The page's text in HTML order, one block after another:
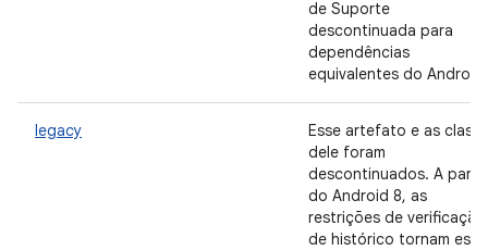
de Suporte
descontinuada para
dependências
equivalentes do
legacy
Esse artefato e as
dele foram
descontinuados. A partir
do Android 8, as
restrições de verificação
de histórico tornam essa